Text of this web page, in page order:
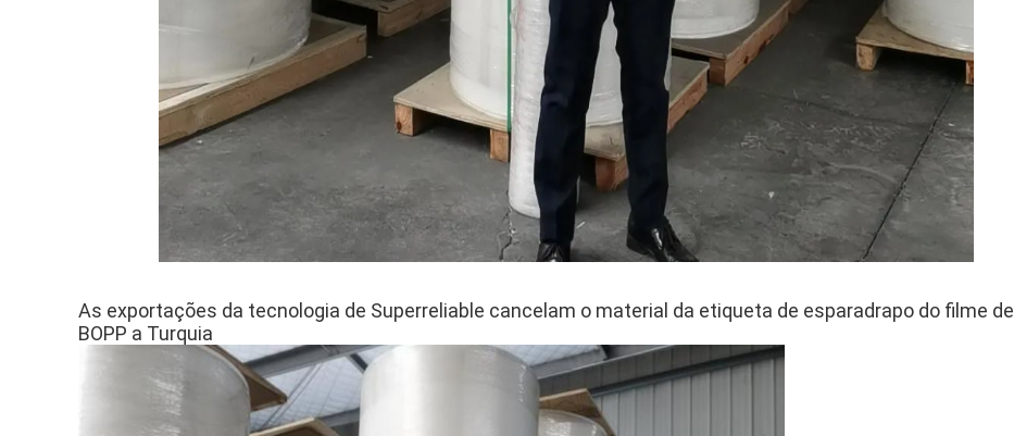
As exportações da tecnologia de Superreliable cancelam o material da etiqueta de esparadrapo do filme de
BOPP a Turquia